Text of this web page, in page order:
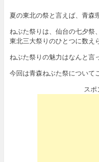
夏の東北の祭と言えば、青森
ねぶた祭りは、仙台の七夕祭
東北三大祭りのひとつに数え
ねぶた祭りの魅力はなんと言
今回は青森ねぶた祭について
スポ